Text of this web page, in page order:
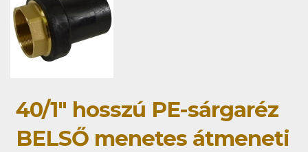
40/1" hosszú PE-sárgaréz
BELSŐ menetes átmeneti